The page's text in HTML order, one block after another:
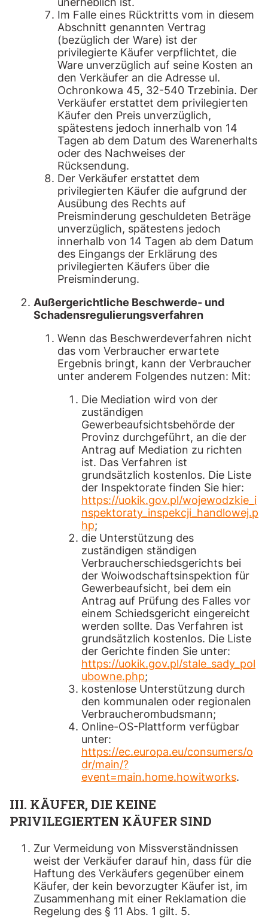
Im Falle eines Rücktritts vom in diesem
Abschnitt genannten Vertrag
(bezüglich der Ware) ist der
privilegierte Käufer verpflichtet, die
Ware unverzüglich auf seine Kosten an
den Verkäufer an die Adresse ul.
Ochronkowa 45, 32-540 Trzebinia. Der
Verkäufer erstattet dem privilegierten
Käufer den Preis unverzüglich,
spätestens jedoch innerhalb von 14
Tagen ab dem Datum des Warenerhalts
oder des Nachweises der
Rücksendung.
Der Verkäufer erstattet dem
privilegierten Käufer die aufgrund der
Ausübung des Rechts auf
Preisminderung geschuldeten Beträge
unverzüglich, spätestens jedoch
innerhalb von 14 Tagen ab dem Datum
des Eingangs der Erklärung des
privilegierten Käufers über die
Preisminderung.
Außergerichtliche Beschwerde- und
Schadensregulierungsverfahren
Wenn das Beschwerdeverfahren nicht
das vom Verbraucher erwartete
Ergebnis bringt, kann der Verbraucher
unter anderem Folgendes nutzen: Mit:
Die Mediation wird von der
zuständigen
Gewerbeaufsichtsbehörde der
Provinz durchgeführt, an die der
Antrag auf Mediation zu richten
ist. Das Verfahren ist
grundsätzlich kostenlos. Die Liste
der Inspektorate finden Sie hier:
https://uokik.gov.pl/wojewodzkie_i
nspektoraty_inspekcji_handlowej.p
hp;
die Unterstützung des
zuständigen ständigen
Verbraucherschiedsgerichts bei
der Woiwodschaftsinspektion für
Gewerbeaufsicht, bei dem ein
Antrag auf Prüfung des Falles vor
einem Schiedsgericht eingereicht
werden sollte. Das Verfahren ist
grundsätzlich kostenlos. Die Liste
der Gerichte finden Sie unter:
https://uokik.gov.pl/stale_sady_pol
ubowne.php;
kostenlose Unterstützung durch
den kommunalen oder regionalen
Verbraucherombudsmann;
Online-OS-Plattform verfügbar
unter:
https://ec.europa.eu/consumers/o
dr/main/?
event=main.home.howitworks.
III. KÄUFER, DIE KEINE
PRIVILEGIERTEN KÄUFER SIND
Zur Vermeidung von Missverständnissen
weist der Verkäufer darauf hin, dass für die
Haftung des Verkäufers gegenüber einem
Käufer, der kein bevorzugter Käufer ist, im
Zusammenhang mit einer Reklamation die
Regelung des § 11 Abs. 1 gilt. 5.